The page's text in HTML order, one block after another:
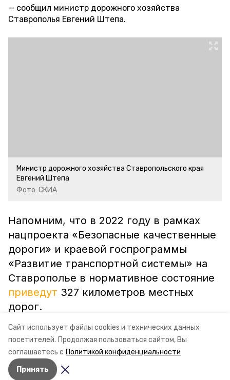
Сайт использует файлы cookies и технических данных
посетителей. Продолжая пользоваться сайтом, Вы
соглашаетесь с Политикой конфиденциальности
Принять
сообщил министр дорожного хозяйства
Ставрополья Евгений Штепа.
Министр дорожного хозяйства Ставропольского края
Евгений Штепа
Фото: СКИА
Напомним, что в 2022 году в рамках
нацпроекта «Безопасные качественные
дороги» и краевой госпрограммы
«Развитие транспортной системы» на
Ставрополье в нормативное состояние
приведут 327 километров местных
дорог.
ставропольский край миндор ск
ремонт дорог